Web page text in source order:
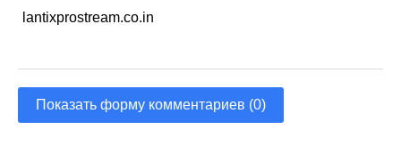
lantixprostream.co.in
Показать форму комментариев (0)